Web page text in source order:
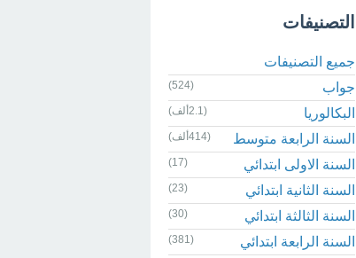
التصنيفات
جميع التصنيفات
جواب
(524)
البكالوريا (2.1ألف)
السنة الرابعة متوسط (414ألف)
السنة الاولى ابتدائي (17)
السنة الثانية ابتدائي (23)
السنة الثالثة ابتدائي (30)
السنة الرابعة ابتدائي (381)